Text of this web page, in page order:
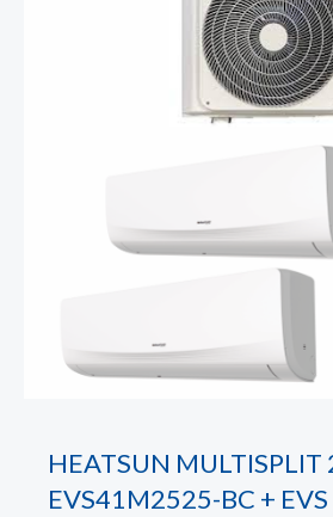
HEATSUN MULTISPLIT
EVS41M2525-BC +